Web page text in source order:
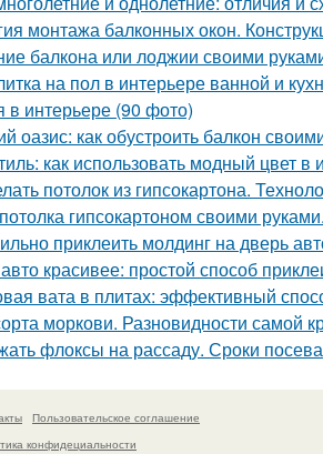
монтажа балконных окон.
балкона или лоджии своими
на пол в интерьере ванной и
интерьере (90 фото)
оазис: как обустроить балкон
как использовать модный цвет в
потолок из гипсокартона.
гипсокартоном своими
приклеить молдинг на дверь
красивее: простой способ
вата в плитах: эффективный
моркови. Разновидности самой
флоксы на рассаду. Сроки посева
Пользовательское соглашение
конфидециальности